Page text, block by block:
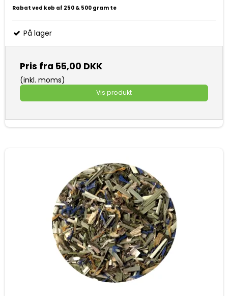
Rabat ved køb af 250 & 500 gram te
På lager
Pris fra 55,00 DKK
(inkl. moms)
Vis produkt